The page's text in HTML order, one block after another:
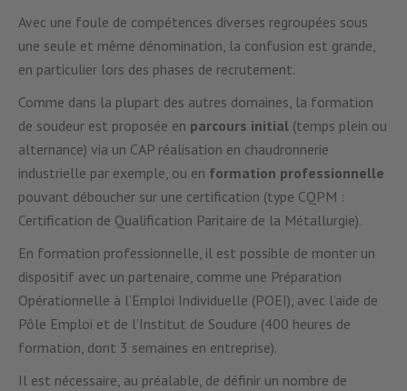
Avec une foule de compétences diverses regroupées sous
une seule et même dénomination, la confusion est grande,
en particulier lors des phases de recrutement.
Comme dans la plupart des autres domaines, la formation
de soudeur est proposée en parcours initial (temps plein ou
alternance) via un CAP réalisation en chaudronnerie
industrielle par exemple, ou en formation professionnelle
pouvant déboucher sur une certification (type CQPM :
Certification de Qualification Paritaire de la Métallurgie).
En formation professionnelle, il est possible de monter un
dispositif avec un partenaire, comme une Préparation
Opérationnelle à l’Emploi Individuelle (POEI), avec l’aide de
Pôle Emploi et de l’Institut de Soudure (400 heures de
formation, dont 3 semaines en entreprise).
Il est nécessaire, au préalable, de définir un nombre de